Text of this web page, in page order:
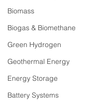
Biomass
Biogas & Biomethane
Green Hydrogen
Geothermal Energy
Energy Storage
Battery Systems